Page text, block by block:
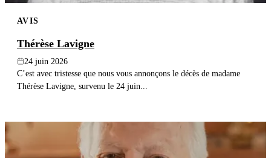
AVIS
Thérèse Lavigne
24 juin 2026
C’est avec tristesse que nous vous annonçons le décès de madame
Thérèse Lavigne, survenu le 24 juin...